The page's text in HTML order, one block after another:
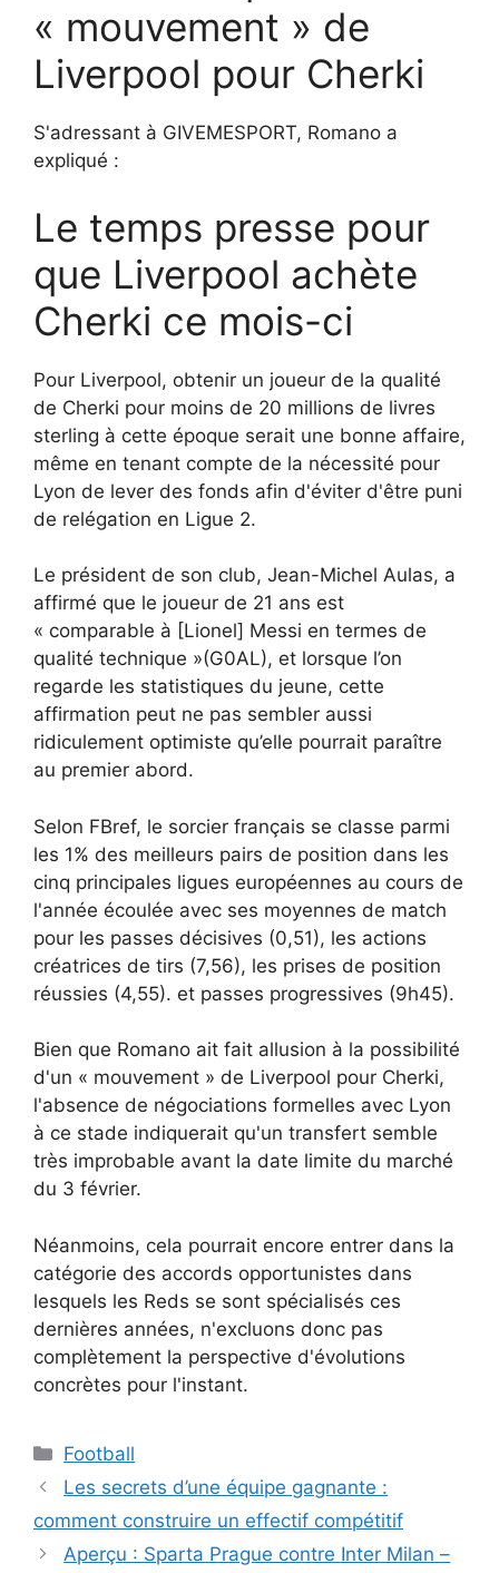
« mouvement » de
Liverpool pour Cherki
S'adressant à GIVEMESPORT, Romano a
expliqué :
Le temps presse pour
que Liverpool achète
Cherki ce mois-ci
Pour Liverpool, obtenir un joueur de la qualité
de Cherki pour moins de 20 millions de livres
sterling à cette époque serait une bonne affaire,
même en tenant compte de la nécessité pour
Lyon de lever des fonds afin d'éviter d'être puni
de relégation en Ligue 2.
Le président de son club, Jean-Michel Aulas, a
affirmé que le joueur de 21 ans est
« comparable à [Lionel] Messi en termes de
qualité technique »(G0AL), et lorsque l’on
regarde les statistiques du jeune, cette
affirmation peut ne pas sembler aussi
ridiculement optimiste qu’elle pourrait paraître
au premier abord.
Selon FBref, le sorcier français se classe parmi
les 1% des meilleurs pairs de position dans les
cinq principales ligues européennes au cours de
l'année écoulée avec ses moyennes de match
pour les passes décisives (0,51), les actions
créatrices de tirs (7,56), les prises de position
réussies (4,55). et passes progressives (9h45).
Bien que Romano ait fait allusion à la possibilité
d'un « mouvement » de Liverpool pour Cherki,
l'absence de négociations formelles avec Lyon
à ce stade indiquerait qu'un transfert semble
très improbable avant la date limite du marché
du 3 février.
Néanmoins, cela pourrait encore entrer dans la
catégorie des accords opportunistes dans
lesquels les Reds se sont spécialisés ces
dernières années, n'excluons donc pas
complètement la perspective d'évolutions
concrètes pour l'instant.
Catégories
Football
Les secrets d’une équipe gagnante :
comment construire un effectif compétitif
Aperçu : Sparta Prague contre Inter Milan –